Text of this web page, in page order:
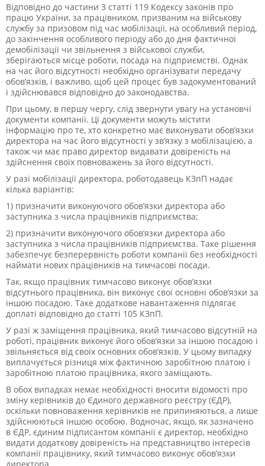
Відповідно до частини 3 статті 119 Кодексу законів про
працю України, за працівником, призваним на військову
службу за призовом під час мобілізації, на особливий період,
до закінчення особливого періоду або до дня фактичної
демобілізації чи звільнення з військової служби,
зберігаються місце роботи, посада на підприємстві. Однак
на час його відсутності необхідно організувати передачу
обов’язків, і важливо, щоб цей процес був задокументований
і здійснювався відповідно до законодавства.
При цьому, в першу чергу, слід звернути увагу на установчі
документи компанії. Ці документи можуть містити
інформацію про те, хто конкретно має виконувати обов’язки
директора на час його відсутності у зв’язку з мобілізацією, а
також чи має право директор видавати довіреність на
здійснення своїх повноважень за його відсутності.
У разі мобілізації директора, роботодавець КЗпП надає
кілька варіантів:
1) призначити виконуючого обов’язки директора або
заступника з числа працівників підприємства;
2) призначити виконуючого обов’язки директора або
заступника з числа працівників підприємства. Таке рішення
забезпечує безперервність роботи компанії без необхідності
наймати нових працівників на тимчасові посади.
Так, якщо працівник тимчасово виконує обов’язки
відсутнього працівника, він виконує свої основні обов’язки за
іншою посадою. Таке додаткове навантаження підлягає
доплаті відповідно до статті 105 КЗпП.
У разі ж заміщення працівника, який тимчасово відсутній на
роботі, працівник виконує його обов’язки за іншою посадою і
звільняється від своїх основних обов’язків. У цьому випадку
виплачується різниця між фактичною заробітною платою і
заробітною платою працівника, якого заміщають.
В обох випадках немає необхідності вносити відомості про
зміну керівників до Єдиного державного реєстру (ЄДР),
оскільки повноваження керівників не припиняються, а лише
здійснюються іншою особою. Водночас, якщо, як зазначено
в ЄДР, єдиним підписантом компанії є директор, необхідно
видати додаткову довіреність на представництво інтересів
компанії працівнику, який тимчасово виконує обов’язки
директора.